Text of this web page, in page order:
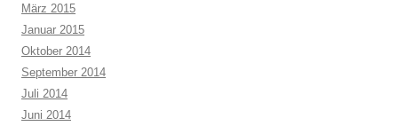
März 2015
Januar 2015
Oktober 2014
September 2014
Juli 2014
Juni 2014